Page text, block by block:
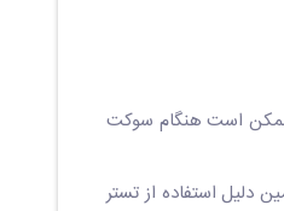
ممکن است هنگام سوکت
دلیل استفاده از تستر